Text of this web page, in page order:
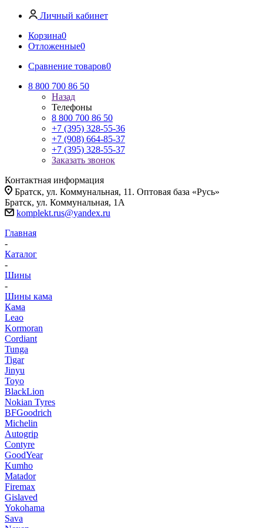
Личный кабинет
Корзина0
Отложенные0
Сравнение товаров0
8 800 700 86 50
Назад
Телефоны
8 800 700 86 50
+7 (395) 328-55-36
+7 (908) 664-85-37
+7 (395) 328-55-37
Заказать звонок
Контактная информация
Братск, ул. Коммунальная, 11. Оптовая база «Русь»
Братск, ул. Коммунальная, 1А
komplekt.rus@yandex.ru
Главная
-
Каталог
-
Шины
-
Шины кама
Кама
Leao
Kormoran
Cordiant
Tunga
Tigar
Jinyu
Toyo
BlackLion
Nokian Tyres
BFGoodrich
Michelin
Autogrip
Contyre
GoodYear
Kumho
Matador
Firemax
Gislaved
Yokohama
Sava